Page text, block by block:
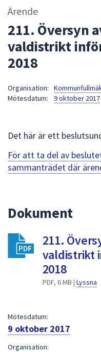
Ärende
211. Översyn
valdistrikt
2018
Organisation:
Mötesdatum:
9 oktober 2017
Det här är ett
För att ta del av
sammanträdet där
Dokument
211.
valdistrikt
2018
PDF, 6 MB | Lyssna
Mötesdatum:
9 oktober 2017
Organisation: